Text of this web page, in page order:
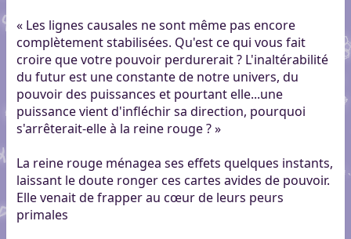
« Les lignes causales ne sont même pas encore
complètement stabilisées. Qu'est ce qui vous fait
croire que votre pouvoir perdurerait ? L'inaltérabilité
du futur est une constante de notre univers, du
pouvoir des puissances et pourtant elle...une
puissance vient d'infléchir sa direction, pourquoi
s'arrêterait-elle à la reine rouge ? »
La reine rouge ménagea ses effets quelques instants,
laissant le doute ronger ces cartes avides de pouvoir.
Elle venait de frapper au cœur de leurs peurs
primales